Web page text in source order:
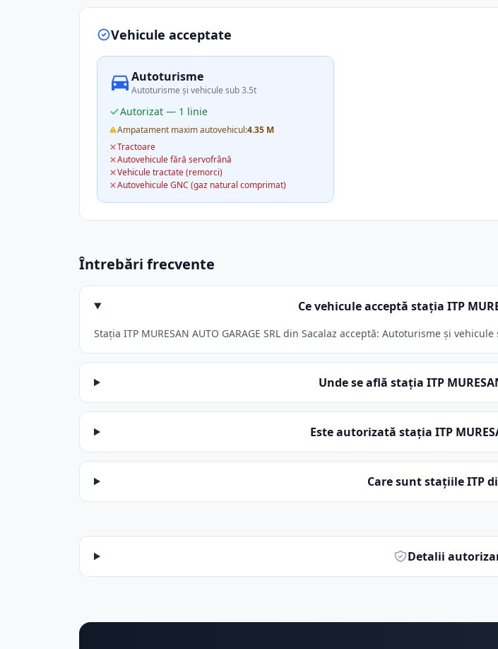
Vehicule acceptate
Autoturisme
Autoturisme și vehicule sub 3.5t
Autorizat — 1 linie
Ampatament maxim autovehicul:4.35 M
Tractoare
Autovehicule fără servofrână
Vehicule tractate (remorci)
Autovehicule GNC (gaz natural comprimat)
Întrebări frecvente
Ce vehicule acceptă stația ITP
Stația ITP MURESAN AUTO GARAGE SRL din Sacalaz acceptă: Autoturisme și
Unde se află stația ITP
Este autorizată stația ITP
Care sunt stațiile ITP
Detalii